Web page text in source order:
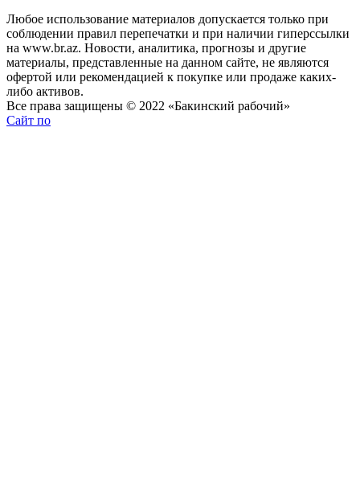
Любое использование материалов допускается только при
соблюдении правил перепечатки и при наличии гиперссылки
на www.br.az. Новости, аналитика, прогнозы и другие
материалы, представленные на данном сайте, не являются
офертой или рекомендацией к покупке или продаже каких-
либо активов.
Все права защищены © 2022 «Бакинский рабочий»
Сайт по